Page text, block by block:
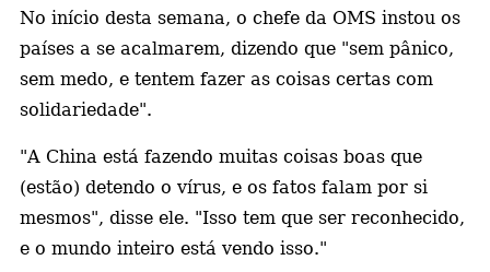
No início desta semana, o chefe da OMS instou os
países a se acalmarem, dizendo que "sem pânico,
sem medo, e tentem fazer as coisas certas com
solidariedade".
"A China está fazendo muitas coisas boas que
(estão) detendo o vírus, e os fatos falam por si
mesmos", disse ele. "Isso tem que ser reconhecido,
e o mundo inteiro está vendo isso."